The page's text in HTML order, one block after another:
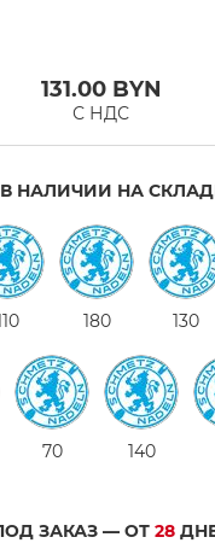
131.00 BYN
С НДС
В НАЛИЧИИ НА
180 130
70 140
ЗАКАЗ — ОТ 28